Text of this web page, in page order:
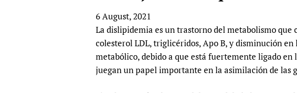
HIFA in Official Relations with WHO
Achievements
Testimonials
HIFA Voices database
HIFA-Portuguese
HIFA-Spanish
HIFA-Zambia 2011-2024
*Sponsorship
*Completed projects
Social
Staff
6 August, 2021
La dislipidemia es un trastorno del metabolismo
colesterol LDL, triglicéridos, Apo B, y disminución
metabólico, debido a que está fuertemente ligado
juegan un papel importante en la asimilación de las